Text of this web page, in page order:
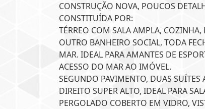
CONSTRUÇÃO NOVA, POUCOS
CONSTITUÍDA POR:
TÉRREO COM SALA AMPLA, COZINHA,
OUTRO BANHEIRO SOCIAL, TODA
MAR. IDEAL PARA AMANTES DE
ACESSO DO MAR AO IMÓVEL.
SEGUNDO PAVIMENTO, DUAS
DIREITO SUPER ALTO, IDEAL PARA
PERGOLADO COBERTO EM VIDRO,